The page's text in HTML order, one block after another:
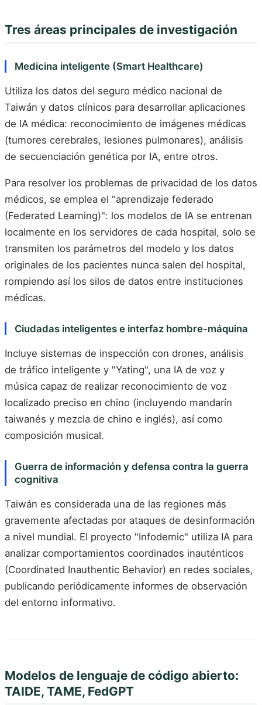
Tres áreas principales de investigación
Medicina inteligente (Smart Healthcare)
Utiliza los datos del seguro médico nacional de
Taiwán y datos clínicos para desarrollar aplicaciones
de IA médica: reconocimiento de imágenes médicas
(tumores cerebrales, lesiones pulmonares), análisis
de secuenciación genética por IA, entre otros.
Para resolver los problemas de privacidad de los datos
médicos, se emplea el "aprendizaje federado
(Federated Learning)": los modelos de IA se entrenan
localmente en los servidores de cada hospital, solo se
transmiten los parámetros del modelo y los datos
originales de los pacientes nunca salen del hospital,
rompiendo así los silos de datos entre instituciones
médicas.
Ciudadas inteligentes e interfaz hombre-máquina
Incluye sistemas de inspección con drones, análisis
de tráfico inteligente y "Yating", una IA de voz y
música capaz de realizar reconocimiento de voz
localizado preciso en chino (incluyendo mandarín
taiwanés y mezcla de chino e inglés), así como
composición musical.
Guerra de información y defensa contra la guerra
cognitiva
Taiwán es considerada una de las regiones más
gravemente afectadas por ataques de desinformación
a nivel mundial. El proyecto "Infodemic" utiliza IA para
analizar comportamientos coordinados inauténticos
(Coordinated Inauthentic Behavior) en redes sociales,
publicando periódicamente informes de observación
del entorno informativo.
Modelos de lenguaje de código abierto:
TAIDE, TAME, FedGPT